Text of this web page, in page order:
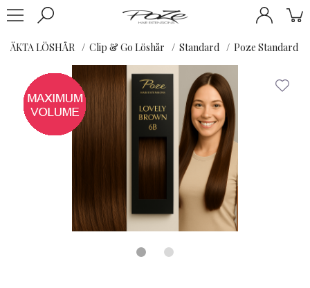
ÄKTA LÖSHÅR Clip & Go Löshår Standard Poze Standard